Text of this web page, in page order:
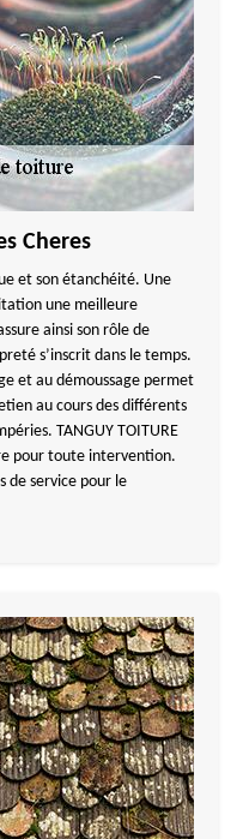
Cheres
et son étanchéité. Une
une meilleure
ainsi son rôle de
s’inscrit dans le temps.
et au démoussage permet
au cours des différents
TANGUY TOITURE
pour toute intervention.
de service pour le